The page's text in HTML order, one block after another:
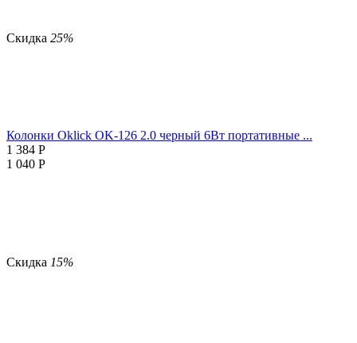
Скидка 25%
Колонки Oklick OK-126 2.0 черный 6Вт портативные ...
1 384 Р
1 040 Р
Скидка 15%